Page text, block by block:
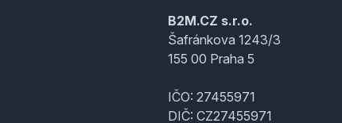
B2M.CZ s.r.o.
Šafránkova 1243/3
155 00 Praha 5
IČO: 27455971
DIČ: CZ27455971